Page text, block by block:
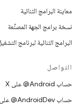
معاينة البرامج الثنائية
نسخة برامج الجهة المصنِّعة
البرامج الثنائية لبرنامج
التواصل
حساب ‎@Android على X
حساب ‎@AndroidDev على X